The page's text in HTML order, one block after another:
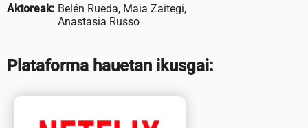
Aktoreak: Belén Rueda, Maia Zaitegi,
Anastasia Russo
Plataforma hauetan ikusgai: